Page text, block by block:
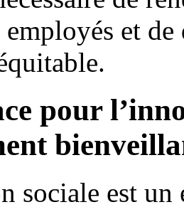
et
pour
sociale est